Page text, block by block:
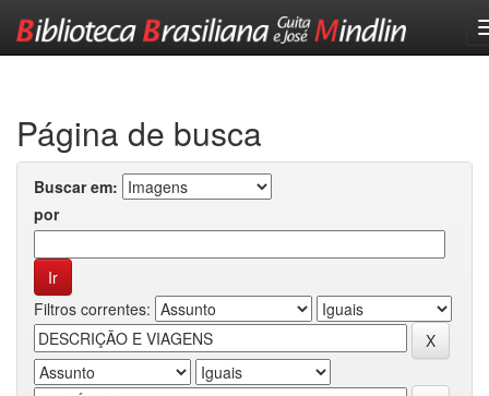
Página de busca
Buscar em:
por
Filtros correntes: